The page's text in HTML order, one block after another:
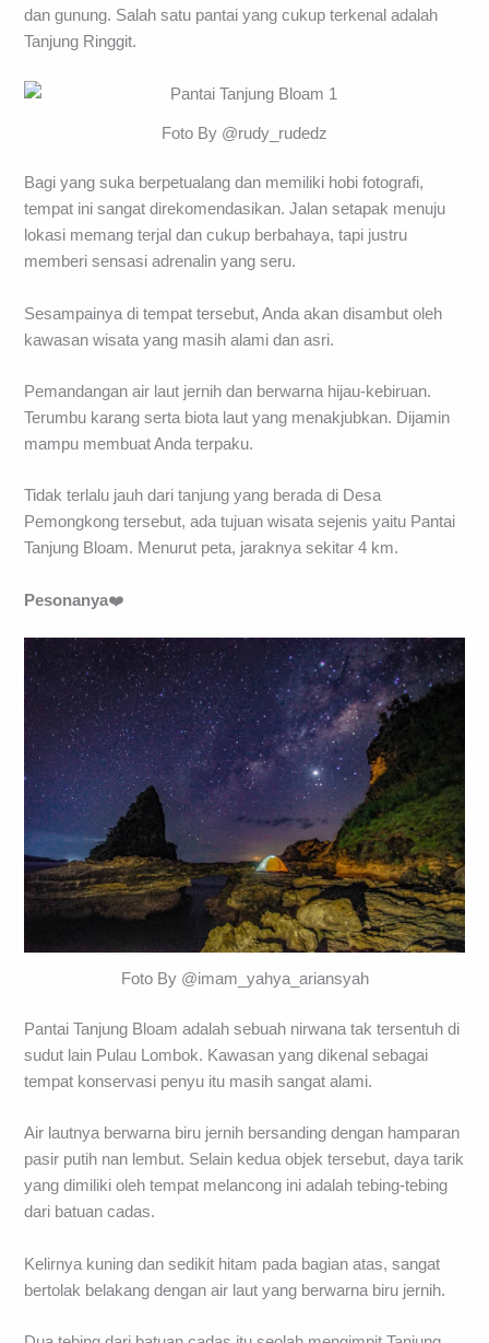
dan gunung. Salah satu pantai yang cukup terkenal adalah
Tanjung Ringgit.
Foto By @rudy_rudedz
Bagi yang suka berpetualang dan memiliki hobi fotografi,
tempat ini sangat direkomendasikan. Jalan setapak menuju
lokasi memang terjal dan cukup berbahaya, tapi justru
memberi sensasi adrenalin yang seru.
Sesampainya di tempat tersebut, Anda akan disambut oleh
kawasan wisata yang masih alami dan asri.
Pemandangan air laut jernih dan berwarna hijau-kebiruan.
Terumbu karang serta biota laut yang menakjubkan. Dijamin
mampu membuat Anda terpaku.
Tidak terlalu jauh dari tanjung yang berada di Desa
Pemongkong tersebut, ada tujuan wisata sejenis yaitu Pantai
Tanjung Bloam. Menurut peta, jaraknya sekitar 4 km.
Pesonanya❤️
Foto By @imam_yahya_ariansyah
Pantai Tanjung Bloam adalah sebuah nirwana tak tersentuh di
sudut lain Pulau Lombok. Kawasan yang dikenal sebagai
tempat konservasi penyu itu masih sangat alami.
Air lautnya berwarna biru jernih bersanding dengan hamparan
pasir putih nan lembut. Selain kedua objek tersebut, daya tarik
yang dimiliki oleh tempat melancong ini adalah tebing-tebing
dari batuan cadas.
Kelirnya kuning dan sedikit hitam pada bagian atas, sangat
bertolak belakang dengan air laut yang berwarna biru jernih.